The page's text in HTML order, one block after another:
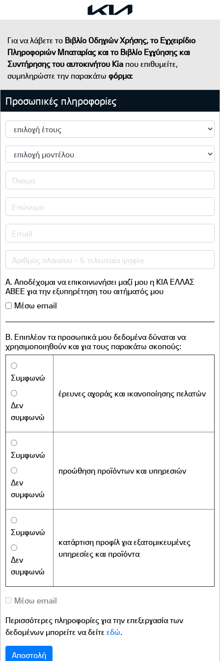
Για να λάβετε το Βιβλίο Οδηγιών Χρήσης, το Εγχειρίδιο
Πληροφοριών Μπαταρίας και το Βιβλίο Εγγύησης και
Συντήρησης του αυτοκινήτου Kia που επιθυμείτε,
συμπληρώστε την παρακάτω φόρμα:
Προσωπικές πληροφορίες
A. Αποδέχομαι να επικοινωνήσει μαζί μου η ΚΙΑ ΕΛΛΑΣ
ΑΒΕΕ για την εξυπηρέτηση του αιτήματός μου
Μέσω email
B. Επιπλέον τα προσωπικά μου δεδομένα δύναται να
χρησιμοποιηθούν και για τους παρακάτω σκοπούς:
Συμφωνώ
Δεν
συμφωνώ
έρευνες αγοράς και ικανοποίησης πελατών
Συμφωνώ
Δεν
συμφωνώ
προώθηση προϊόντων και υπηρεσιών
Συμφωνώ
Δεν
συμφωνώ
κατάρτιση προφίλ για εξατομικευμένες
υπηρεσίες και προϊόντα
Μέσω email
Περισσότερες πληροφορίες για την επεξεργασία των
δεδομένων μπορείτε να δείτε εδώ.
Αποστολή